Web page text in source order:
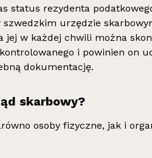
status rezydenta
urzędzie
jej w każdej chwili można
i powinien on
dokumentację.
skarbowy?
osoby fizyczne, jak i